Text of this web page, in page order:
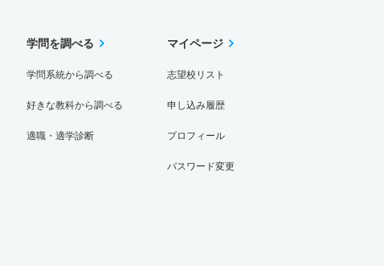
学問を調べる
学問系統から調べる
好きな教科から調べる
適職・適学診断
マイページ
志望校リスト
申し込み履歴
プロフィール
パスワード変更